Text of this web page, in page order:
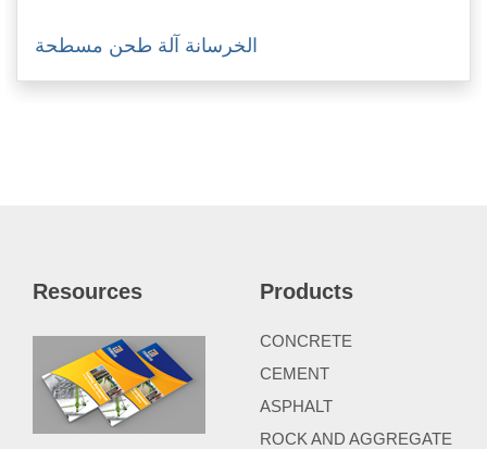
الخرسانة آلة طحن مسطحة
Resources Products
CONCRETE
CEMENT
ASPHALT
ROCK AND AGGREGATE